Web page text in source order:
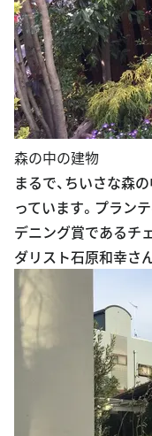
森の中の建物
まるで、ちいさな森
っています。プラン
デニング賞であるチ
ダリスト石原和幸さ